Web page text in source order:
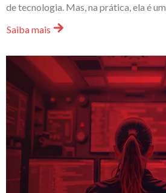
de tecnologia. Mas, na prática, ela é um
Saiba mais